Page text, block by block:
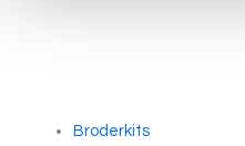
Broderkits